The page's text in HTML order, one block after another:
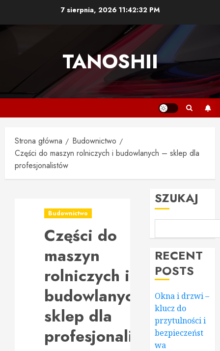
7 sierpnia, 2026 11:42:33 PM
TANOSHII
Strona główna
Budownictwo
Części do maszyn rolniczych i budowlanych – sklep dla
profesjonalistów
Budownictwo
Części do
maszyn
rolniczych i
budowlanych –
sklep dla
profesjonalistów
SZUKAJ
RECENT
POSTS
Okna i drzwi –
klucz do
przytulności i
bezpieczeńst
wa